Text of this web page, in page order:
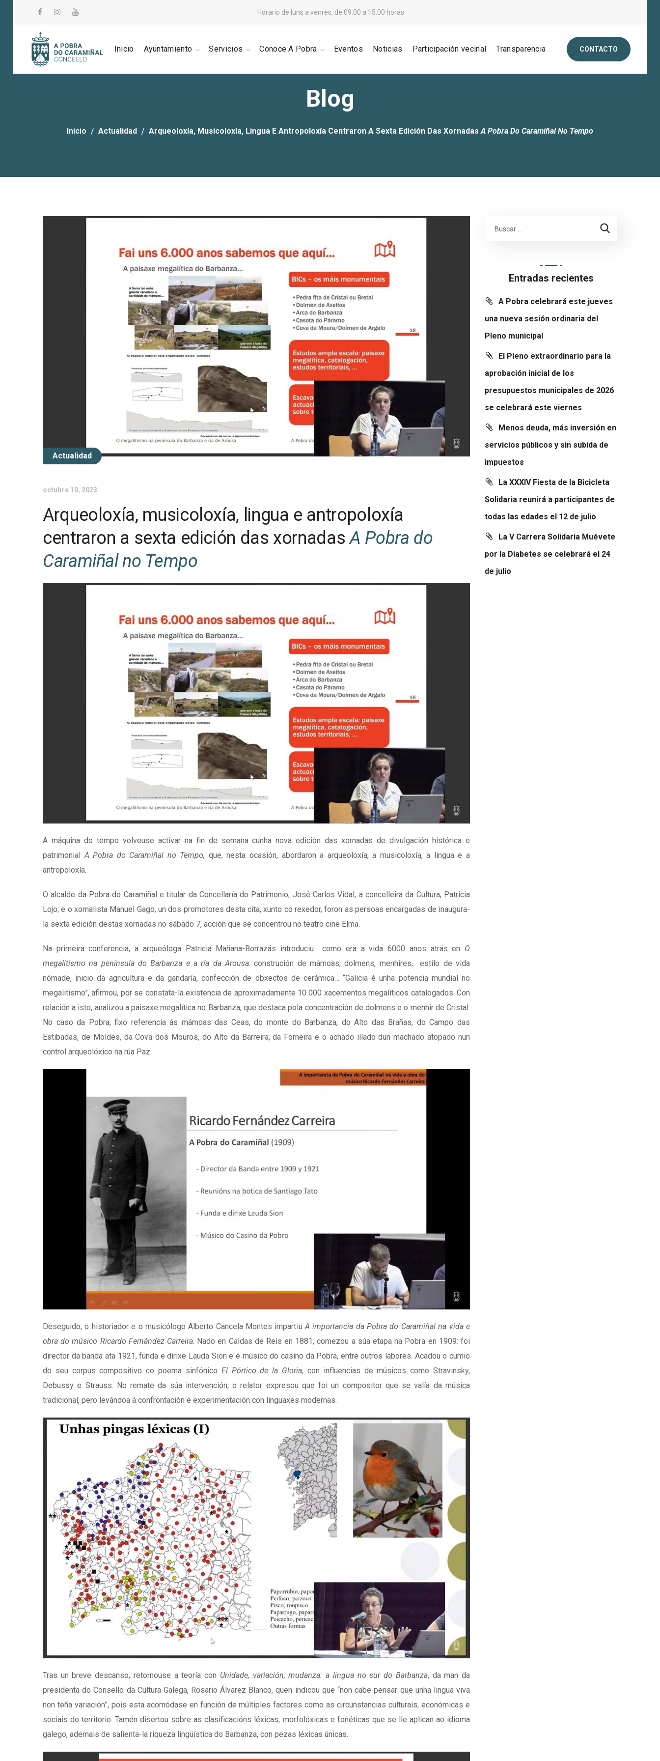
Horario de luns a venres, de 09.00 a 15.00 horas
Inicio Ayuntamiento Servicios Conoce A Pobra Eventos Noticias Participación vecinal Transparencia CONTACTO
Blog
Inicio Actualidad Arqueoloxía, Musicoloxía, Lingua E Antropoloxía Centraron A Sexta Edición Das Xornadas A Pobra Do Caramiñal No Tempo
Actualidad
octubre 10, 2023
Arqueoloxía, musicoloxía, lingua e antropoloxía
centraron a sexta edición das xornadasA Pobra do
Caramiñal no Tempo
A máquina do tempo volveuse activar na fin de semana cunha nova edición das xornadas de divulgación histórica e
patrimonialA Pobra do Caramiñal no Tempo, que, nesta ocasión, abordaron a arqueoloxía, a musicoloxía, a lingua e a
antropoloxía.
O alcalde da Pobra do Caramiñal e titular da Concellaría do Patrimonio, José Carlos Vidal; a concelleira da Cultura, Patricia
Lojo; e o xornalista Manuel Gago, un dos promotores desta cita, xunto co rexedor, foron as persoas encargadas de inaugura-
la sexta edición destas xornadas no sábado 7, acción que se concentrou no teatro cine Elma.
Na primeira conferencia, a arqueóloga Patricia Mañana-Borrazás introduciu como era a vida 6000 anos atrás en O
megalitismo na península do Barbanza e a ría da Arousa: construción de mámoas, dolmens, menhires; estilo de vida
nómade, inicio da agricultura e da gandaría, confección de obxectos de cerámica… “Galicia é unha potencia mundial no
megalitismo”, afirmou, por se constata-la existencia de aproximadamente 10 000 xacementos megalíticos catalogados. Con
relación a isto, analizou a paisaxe megalítica no Barbanza, que destaca pola concentración de dolmens e o menhir de Cristal.
No caso da Pobra, fixo referencia ás mámoas das Ceas, do monte do Barbanza, do Alto das Brañas, do Campo das
Estibadas, de Moldes, da Cova dos Mouros, do Alto da Barreira, da Forneira e o achado illado dun machado atopado nun
control arqueolóxico na rúa Paz.
Deseguido, o historiador e o musicólogo Alberto Cancela Montes impartiuA importancia da Pobra do Caramiñal na vida e
obra do músico Ricardo Fernández Carreira. Nado en Caldas de Reis en 1881, comezou a súa etapa na Pobra en 1909: foi
director da banda ata 1921, funda e dirixe Lauda Sion e é músico do casino da Pobra, entre outros labores. Acadou o cumio
do seu corpus compositivo co poema sinfónico El Pórtico de la Gloria, con influencias de músicos como Stravinsky,
Debussy e Strauss. No remate da súa intervención, o relator expresou que foi un compositor que se valía da música
tradicional, pero levándoa á confrontación e experimentación con linguaxes modernas.
Tras un breve descanso, retomouse a teoría con Unidade, variación, mudanza: a lingua no sur do Barbanza, da man da
presidenta do Consello da Cultura Galega, Rosario Álvarez Blanco, quen indicou que “non cabe pensar que unha lingua viva
non teña variación”, pois esta acomódase en función de múltiples factores como as circunstancias culturais, económicas e
sociais do territorio. Tamén disertou sobre as clasificacións léxicas, morfolóxicas e fonéticas que se lle aplican ao idioma
galego, ademais de salienta-la riqueza lingüística do Barbanza, con pezas léxicas únicas.
Entradas recientes
A Pobra celebrará este jueves
una nueva sesión ordinaria del
Pleno municipal
El Pleno extraordinario para la
aprobación inicial de los
presupuestos municipales de 2026
se celebrará este viernes
Menos deuda, más inversión en
servicios públicos y sin subida de
impuestos
La XXXIV Fiesta de la Bicicleta
Solidaria reunirá a participantes de
todas las edades el 12 de julio
La V Carrera Solidaria Muévete
por la Diabetes se celebrará el 24
de julio